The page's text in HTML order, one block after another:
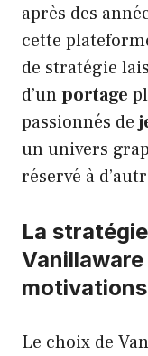
après des
cette
de stratégie
d’unportage
passionnés de
un univers
réservé à
La
Vanillaware
Le choix de